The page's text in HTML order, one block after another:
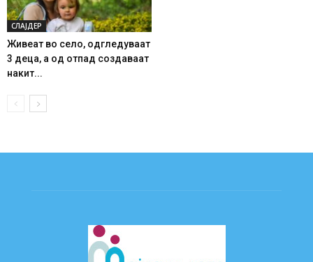
СЛАЈДЕР
Живеат во село, одгледуваат
3 деца, а од отпад создаваат
накит...